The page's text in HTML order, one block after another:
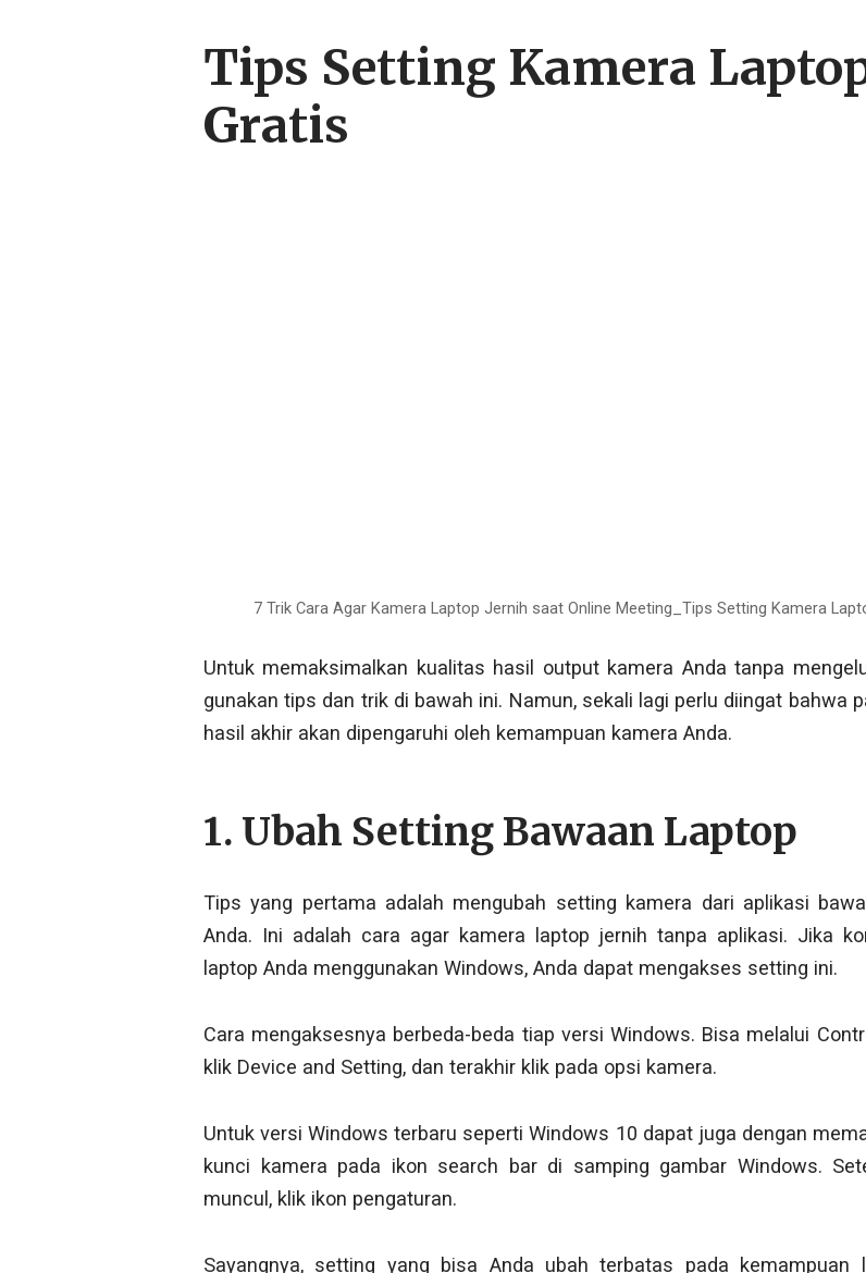
Tips Setting Kamera
Gratis
7 Trik Cara Agar Kamera Laptop Jernih saat Online Meeting_Tips Setting Kamera
Untuk memaksimalkan kualitas hasil output kamera Anda tanpa
gunakan tips dan trik di bawah ini. Namun, sekali lagi perlu diingat bahwa
hasil akhir akan dipengaruhi oleh kemampuan kamera Anda.
1. Ubah Setting Bawaan Laptop
Tips yang pertama adalah mengubah setting kamera dari aplikasi
Anda. Ini adalah cara agar kamera laptop jernih tanpa aplikasi. Jika
laptop Anda menggunakan Windows, Anda dapat mengakses setting ini.
Cara mengaksesnya berbeda-beda tiap versi Windows. Bisa melalui
klik Device and Setting, dan terakhir klik pada opsi kamera.
Untuk versi Windows terbaru seperti Windows 10 dapat juga dengan
kunci kamera pada ikon search bar di samping gambar Windows.
muncul, klik ikon pengaturan.
Sayangnya, setting yang bisa Anda ubah terbatas pada kemampuan